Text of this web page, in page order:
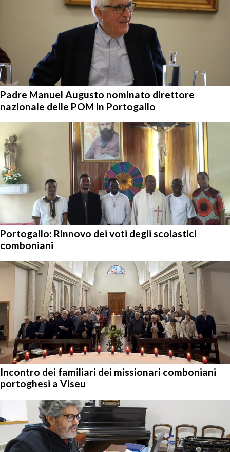
Padre Manuel Augusto nominato direttore
nazionale delle POM in Portogallo
Portogallo: Rinnovo dei voti degli scolastici
comboniani
Incontro dei familiari dei missionari comboniani
portoghesi a Viseu